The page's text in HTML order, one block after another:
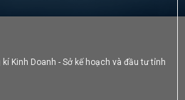
Kinh Doanh - Sở kế hoạch và đầu tư tỉnh